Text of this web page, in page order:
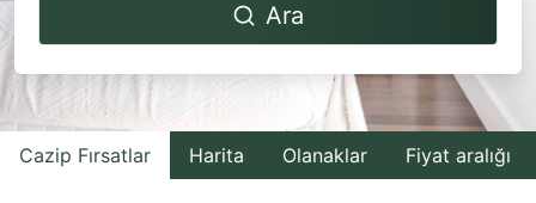
to
interact
with
the
to
interact
with
the
Ara
Cazip Fırsatlar Harita Olanaklar Fiyat aralığı